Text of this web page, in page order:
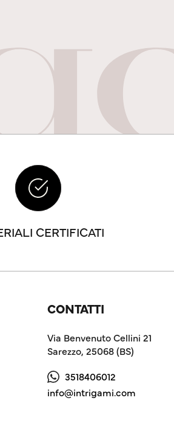
CERTIFICATI
CONTATTI
Via Benvenuto Cellini 21
Sarezzo, 25068 (BS)
3518406012
info@intrigami.com